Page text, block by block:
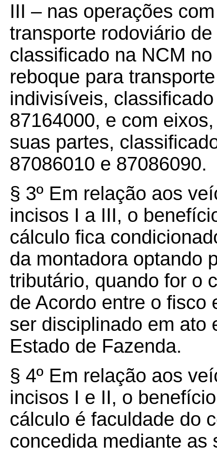
III – nas operações
transporte rodoviário
classificado na NCM
reboque para
indivisíveis,
87164000, e com
suas partes,
87086010 e 87086090.
§ 3º Em relação aos
incisos I a III, o
cálculo fica
da montadora optando
tributário, quando for o
de Acordo entre o fisco
ser disciplinado em ato
Estado de Fazenda.
§ 4º Em relação aos
incisos I e II, o
cálculo é faculdade do
concedida mediante as